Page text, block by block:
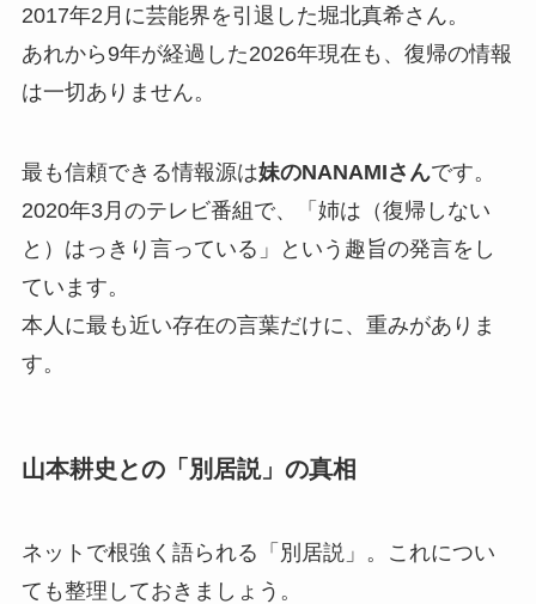
2017年2月に芸能界を引退した堀北真希さん。
あれから9年が経過した2026年現在も、復帰の情報
は一切ありません。
最も信頼できる情報源は妹のNANAMIさんです。
2020年3月のテレビ番組で、「姉は（復帰しない
と）はっきり言っている」という趣旨の発言をし
ています。
本人に最も近い存在の言葉だけに、重みがありま
す。
山本耕史との「別居説」の真相
ネットで根強く語られる「別居説」。これについ
ても整理しておきましょう。